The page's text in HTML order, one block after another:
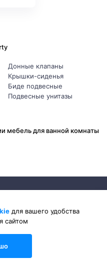
Донные клапаны
Крышки-сиденья
Биде подвесные
Подвесные унитазы
мебель для ванной комнаты
магазин сантехники
для вашего удобства
сайтом